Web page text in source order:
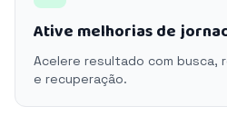
Ative melhorias de
Acelere resultado com busca,
e recuperação.